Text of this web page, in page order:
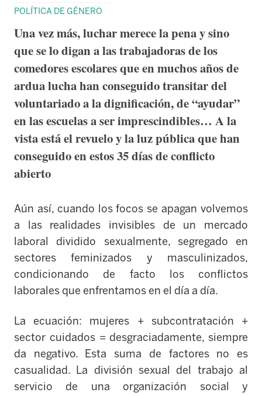
POLÍTICA DE GÉNERO
Una vez más, luchar merece la pena y sino
que se lo digan a las trabajadoras de los
comedores escolares que en muchos años de
ardua lucha han conseguido transitar del
voluntariado a la dignificación, de “ayudar”
en las escuelas a ser imprescindibles… A la
vista está el revuelo y la luz pública que han
conseguido en estos 35 días de conflicto
abierto
Aún así, cuando los focos se apagan volvemos
a las realidades invisibles de un mercado
laboral dividido sexualmente, segregado en
sectores feminizados y masculinizados,
condicionando de facto los conflictos
laborales que enfrentamos en el día a día.
La ecuación: mujeres + subcontratación +
sector cuidados = desgraciadamente, siempre
da negativo. Esta suma de factores no es
casualidad. La división sexual del trabajo al
servicio de una organización social y